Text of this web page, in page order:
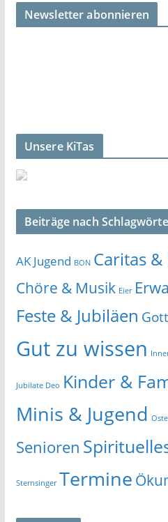
Newsletter abonnieren
Unsere KiTas
Beiträge nach
AK Jugend BON Caritas &
Chöre & Musik Eier
Feste & Jubiläen
Gut zu wissen
Jubilate Deo Kinder &
Minis & Jugend
Senioren
Sternsinger Termine